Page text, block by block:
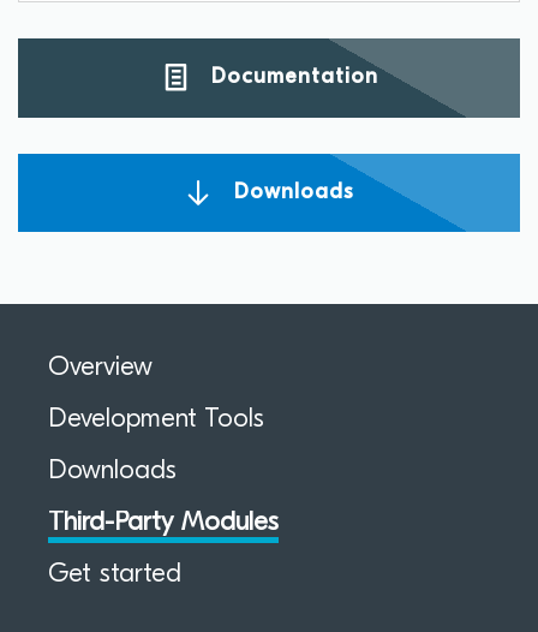
Documentation
Downloads
Overview
Development Tools
Downloads
Third-Party Modules
Get started